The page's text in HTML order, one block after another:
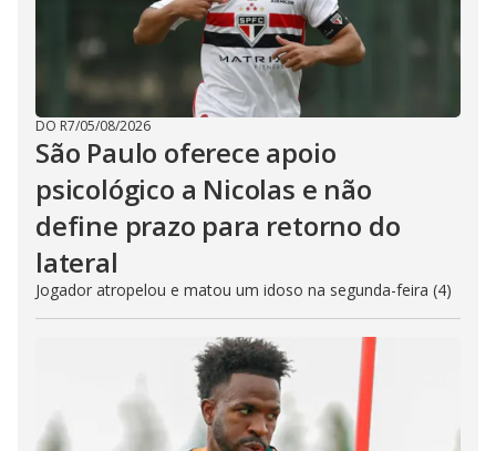
DO R7/05/08/2026
São Paulo oferece apoio
psicológico a Nicolas e não
define prazo para retorno do
lateral
Jogador atropelou e matou um idoso na segunda-feira (4)